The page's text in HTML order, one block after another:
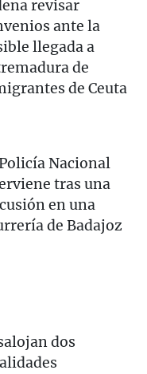
revisar
ante la
llegada a
de
de Ceuta
Nacional
tras una
en una
de Badajoz
dos